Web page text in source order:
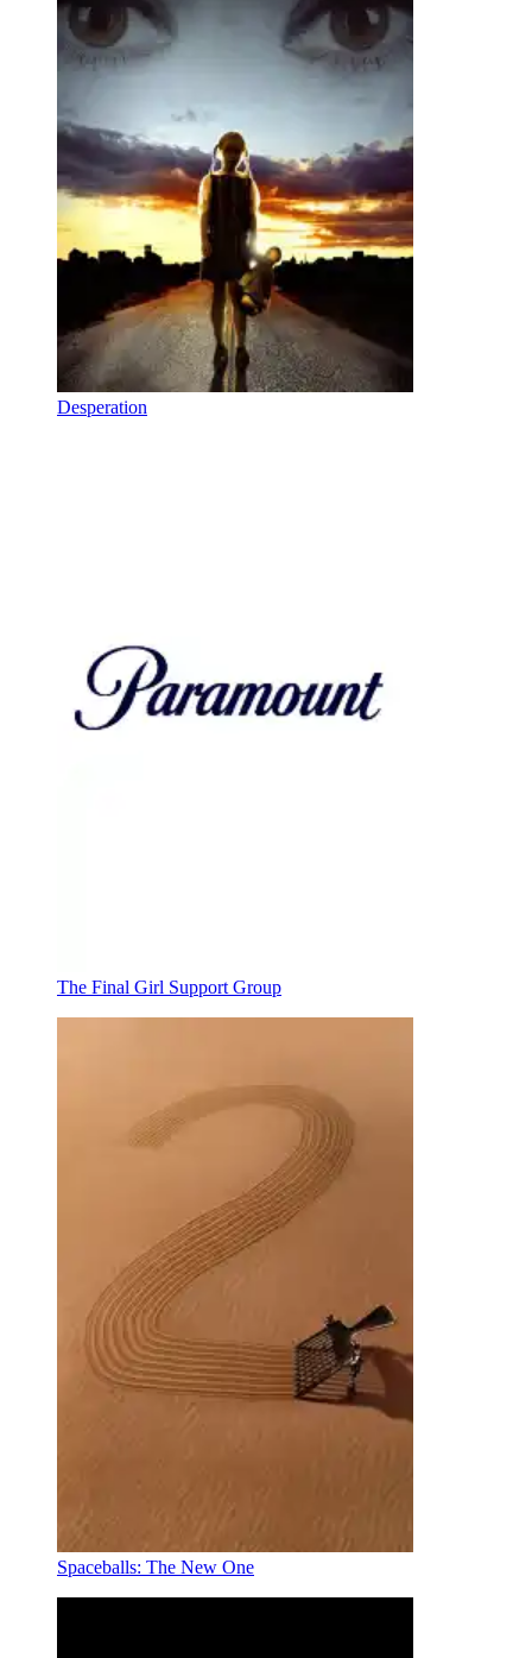
Desperation
The Final Girl Support Group
Spaceballs: The New One